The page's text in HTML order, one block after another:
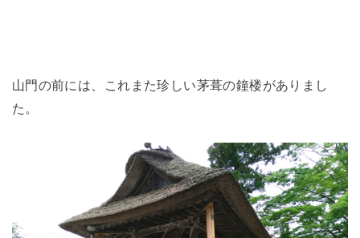
山門の前には、これまた珍しい茅葺の鐘楼がありまし
た。